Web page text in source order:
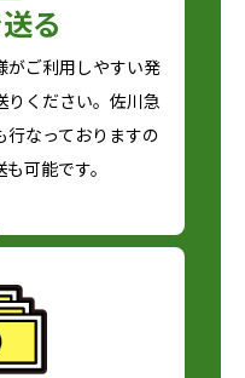
る
がご利用しやすい発
りください。佐川急
なっておりますの
可能です。